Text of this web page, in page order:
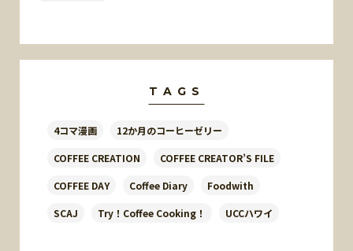
TAGS
4コマ漫画 12か月のコーヒーゼリー
COFFEE CREATION COFFEE CREATOR’S FILE
COFFEE DAY Coffee Diary Foodwith
SCAJ Try！Coffee Cooking！ UCCハワイ